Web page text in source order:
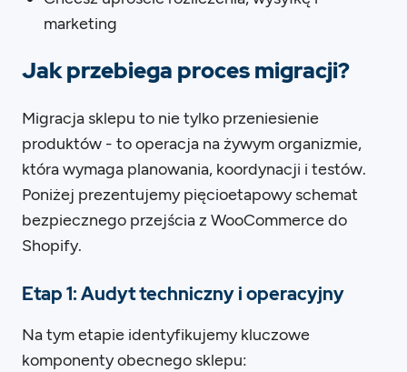
marketing
Jak przebiega proces migracji?
Migracja sklepu to nie tylko przeniesienie
produktów - to operacja na żywym organizmie,
która wymaga planowania, koordynacji i testów.
Poniżej prezentujemy pięcioetapowy schemat
bezpiecznego przejścia z WooCommerce do
Shopify.
Etap 1: Audyt techniczny i operacyjny
Na tym etapie identyfikujemy kluczowe
komponenty obecnego sklepu: